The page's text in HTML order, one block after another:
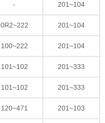
- 201~104
0R2~222 201~104
100~222 201~104
101~102 201~333
101~102 201~333
120~471 201~103